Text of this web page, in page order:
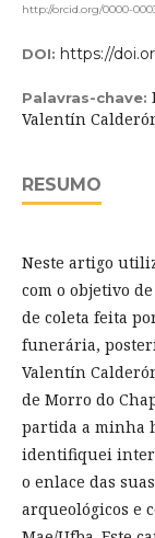
http://orcid.org/0000-
DOI: https://
Palavras-chave:
Valentín
RESUMO
Neste artigo
com o objetivo
de coleta feita
funerária,
Valentín
de Morro do
partida a minha
identifiquei
o enlace das
arqueológicos e